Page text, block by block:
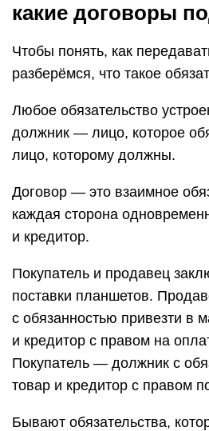
какие договоры
Чтобы понять, как
разберёмся, что такое
Любое обязательство
должник — лицо, которое
лицо, которому должны.
Договор — это взаимное
каждая сторона
и кредитор.
Покупатель и продавец
поставки планшетов.
с обязанностью привезти в
и кредитор с правом на
Покупатель — должник с
товар и кредитор с правом
Бывают обязательства,